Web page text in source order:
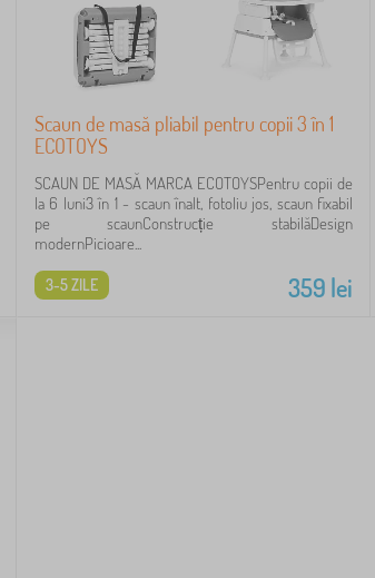
Scaun de masă pliabil pentru copii 3 în 1
ECOTOYS
SCAUN DE MASĂ MARCA ECOTOYSPentru copii de
la 6 luni3 în 1 - scaun înalt, fotoliu jos, scaun fixabil
pe scaunConstrucție stabilăDesign
modernPicioare...
359 lei
3-5 ZILE